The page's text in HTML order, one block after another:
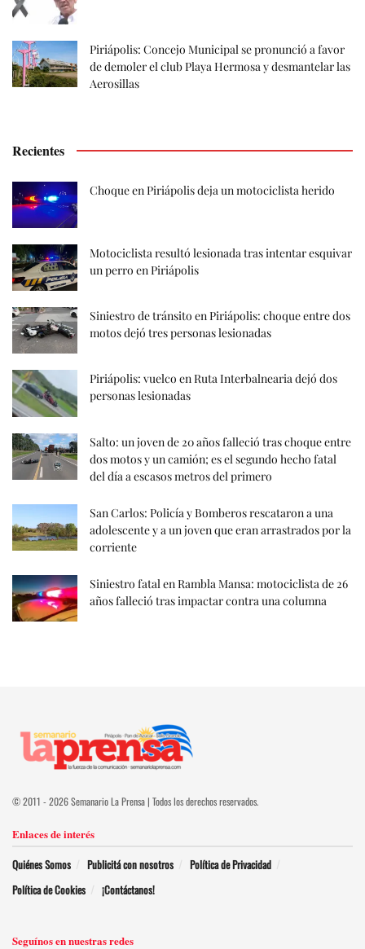
Piriápolis: Concejo Municipal se pronunció a favor
de demoler el club Playa Hermosa y desmantelar las
Aerosillas
Recientes
Choque en Piriápolis deja un motociclista herido
Motociclista resultó lesionada tras intentar esquivar
un perro en Piriápolis
Siniestro de tránsito en Piriápolis: choque entre dos
motos dejó tres personas lesionadas
Piriápolis: vuelco en Ruta Interbalnearia dejó dos
personas lesionadas
Salto: un joven de 20 años falleció tras choque entre
dos motos y un camión; es el segundo hecho fatal
del día a escasos metros del primero
San Carlos: Policía y Bomberos rescataron a una
adolescente y a un joven que eran arrastrados por la
corriente
Siniestro fatal en Rambla Mansa: motociclista de 26
años falleció tras impactar contra una columna
© 2011 - 2026 Semanario La Prensa | Todos los derechos reservados.
Enlaces de interés
Quiénes Somos Publicitá con nosotros
Política de Privacidad
Política de Cookies
¡Contáctanos!
Seguínos en nuestras redes